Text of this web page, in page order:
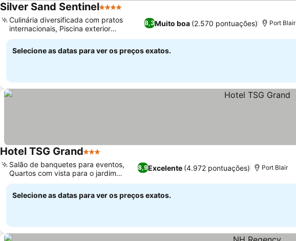
Silver Sand Sentinel4 Estrelas
8,3Muito boa (2.570 pontuações)
Culinária diversificada com pratos
internacionais, Piscina exterior
convidativa com bar
Port Blair
Selecione as datas para ver os preços exatos.
Hotel TSG Grand3 Estrelas
8,9Excelente (4.972 pontuações)
Salão de banquetes para eventos,
Quartos com vista para o jardim
exuberante
Port Blair
Selecione as datas para ver os preços exatos.